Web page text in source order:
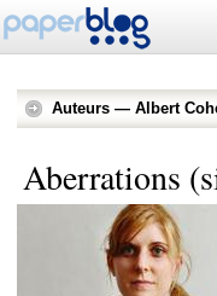
Auteurs — Albert
Aberrations